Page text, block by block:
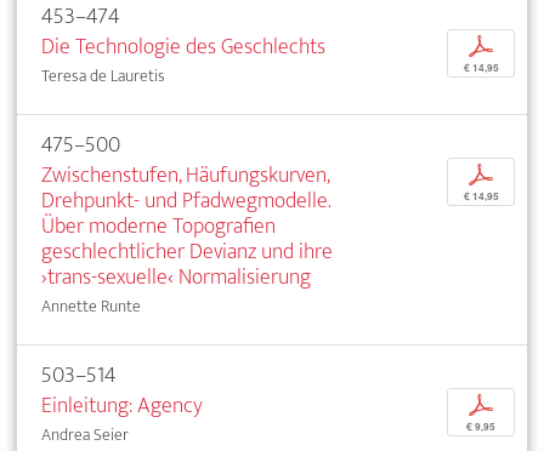
453–474
Die Technologie des Geschlechts
Teresa de Lauretis
p
€ 14,95
475–500
Zwischenstufen, Häufungskurven,
Drehpunkt- und Pfadwegmodelle.
Über moderne Topografien
geschlechtlicher Devianz und ihre
›trans-sexuelle‹ Normalisierung
Annette Runte
p
€ 14,95
503–514
Einleitung: Agency
Andrea Seier
p
€ 9,95